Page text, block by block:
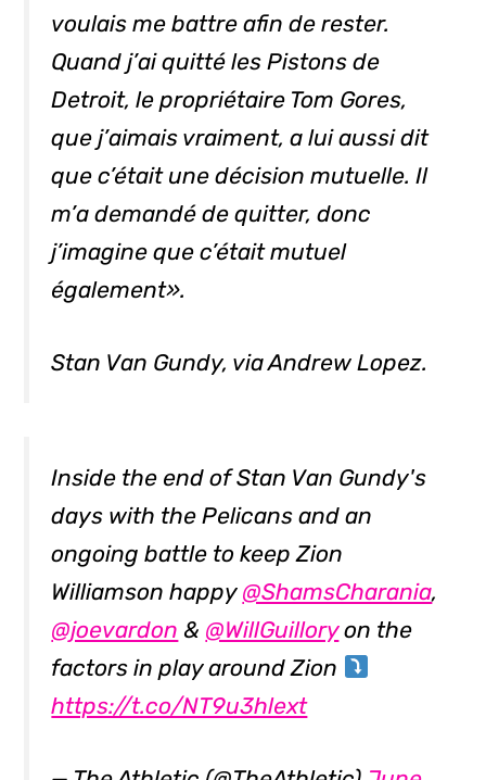
voulais me battre afin de rester.
Quand j’ai quitté les Pistons de
Detroit, le propriétaire Tom Gores,
que j’aimais vraiment, a lui aussi dit
que c’était une décision mutuelle. Il
m’a demandé de quitter, donc
j’imagine que c’était mutuel
également».
Stan Van Gundy, via Andrew Lopez.
Inside the end of Stan Van Gundy's
days with the Pelicans and an
ongoing battle to keep Zion
Williamson happy @ShamsCharania,
@joevardon & @WillGuilloryon the
factors in play around Zion
https://t.co/NT9u3hlext